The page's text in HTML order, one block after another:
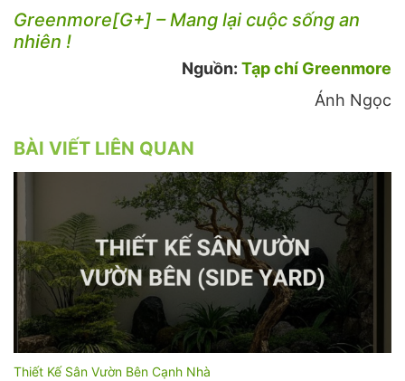
Greenmore[G+] – Mang lại cuộc sống an
nhiên !
Nguồn: Tạp chí Greenmore
Ánh Ngọc
BÀI VIẾT LIÊN QUAN
Thiết Kế Sân Vườn Bên Cạnh Nhà